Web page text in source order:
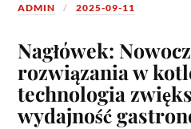
ADMIN 2025-09-11
Nagłówek:
rozwiązania w
technologia
wydajność